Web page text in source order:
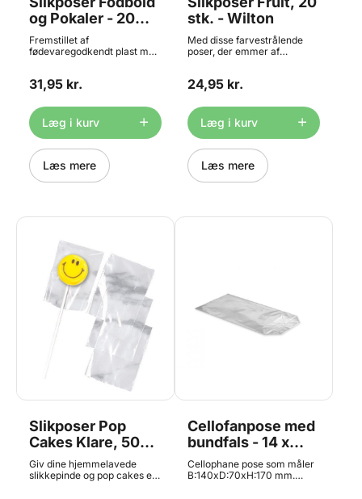
og Pokaler - 20
stk., Decora
Fremstillet af
fødevaregodkendt plast med
pops og slik. Pakken
oplagt ide til
børnefødselsdag,
fodboldkampen eller lign.
Indhold: 20 plastik poser ( ca.
12,5 x 24 cm )
31,95 kr.
Læg i kurv
Læs mere
stk. - Wilton
Med disse farvestrålende
poser, der emmer af
hjemmelavede lækkerier -
til vingummibamser og
slikkepinde! Indhold: 20
poser ( ca. 10 x 24 cm ) 20
lukkeclips
24,95 kr.
Læg i kurv
Læs mere
Slikposer Pop
Cakes Klare, 50
stk. - Wilton
Giv dine hjemmelavede
slikkepinde og pop cakes et
Cellofanpose med
bundfals - 14 x
17cm , 100 stk.
Cellophane pose som måler
B:140xD:70xH:170 mm.